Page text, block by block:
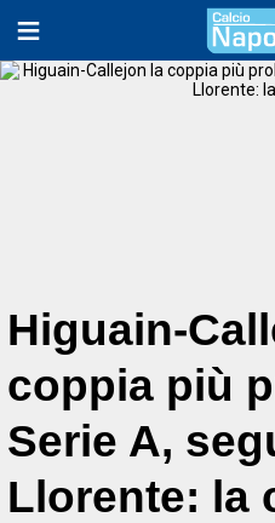
Higuain-
coppia più
Serie A,
Llorente: la